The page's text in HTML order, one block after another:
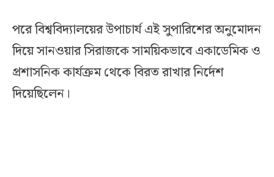
পরে বিশ্ববিদ্যালয়ের উপাচার্য এই সুপারিশের অনুমোদন
দিয়ে সানওয়ার সিরাজকে সাময়িকভাবে একাডেমিক ও
প্রশাসনিক কার্যক্রম থেকে বিরত রাখার নির্দেশ
দিয়েছিলেন।